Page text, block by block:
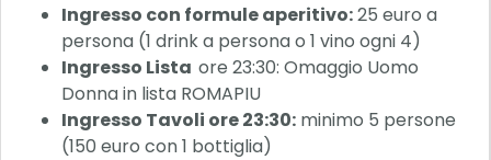
Ingresso con formule aperitivo:25 euro a
persona (1 drink a persona o 1 vino ogni 4)
Ingresso Lista ore 23:30: Omaggio Uomo
Donna in lista ROMAPIU
Ingresso Tavoli ore 23:30: minimo 5 persone
(150 euro con 1 bottiglia)